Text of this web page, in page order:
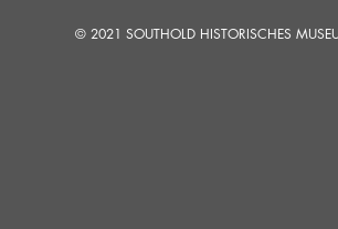
© 2021 SOUTHOLD HISTORISCHES